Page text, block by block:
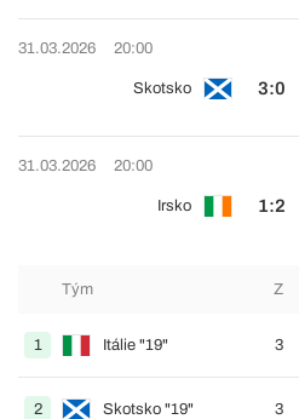
31.03.2026 20:00
Skotsko 3:0
31.03.2026 20:00
Irsko 1:2
Tým Z
1 Itálie "19" 3
2 Skotsko "19" 3